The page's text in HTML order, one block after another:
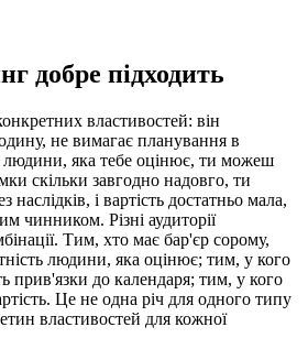
добре підходить
властивостей: він
не вимагає планування в
людини, яка тебе оцінює, ти можеш
скільки завгодно надовго, ти
і вартість достатньо мала,
чинником. Різні аудиторії
Тим, хто має бар'єр сорому,
людини, яка оцінює; тим, у кого
прив'язки до календаря; тим, у кого
Це не одна річ для одного типу
властивостей для кожної